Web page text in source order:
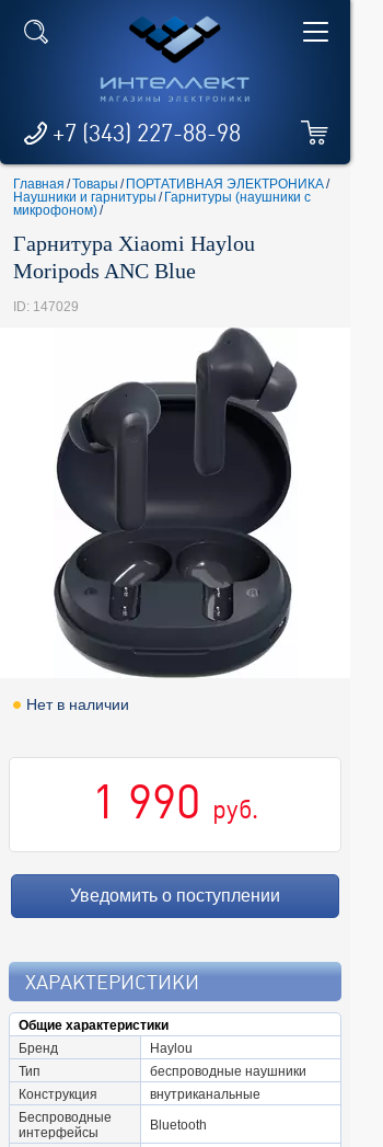
+7 (343) 227-88-98
Главная /Товары / ПОРТАТИВНАЯ ЭЛЕКТРОНИКА/
Наушники и гарнитуры / Гарнитуры (наушники с
микрофоном)/
Гарнитура Xiaomi Haylou
Moripods ANC Blue
ID: 147029
Нет в наличии
1 990 руб.
Уведомить о поступлении
ХАРАКТЕРИСТИКИ
Общие характеристики
Бренд
Haylou
Тип
беспроводные наушники
Конструкция
внутриканальные
Беспроводные
интерфейсы
Bluetooth